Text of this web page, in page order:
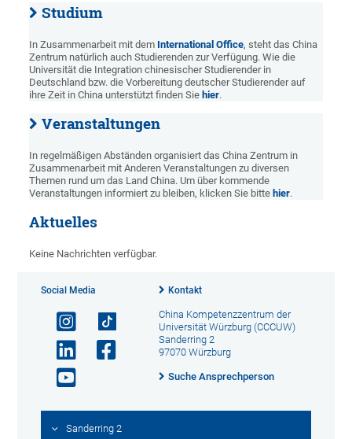
Studium
In Zusammenarbeit mit dem International Office, steht das China
Zentrum natürlich auch Studierenden zur Verfügung. Wie die
Universität die Integration chinesischer Studierender in
Deutschland bzw. die Vorbereitung deutscher Studierender auf
ihre Zeit in China unterstützt finden Sie hier.
Veranstaltungen
In regelmäßigen Abständen organisiert das China Zentrum in
Zusammenarbeit mit Anderen Veranstaltungen zu diversen
Themen rund um das Land China. Um über kommende
Veranstaltungen informiert zu bleiben, klicken Sie bitte hier.
Aktuelles
Keine Nachrichten verfügbar.
Social Media Kontakt
China Kompetenzzentrum der
Universität Würzburg (CCCUW)
Sanderring 2
97070 Würzburg
Suche Ansprechperson
Sanderring 2